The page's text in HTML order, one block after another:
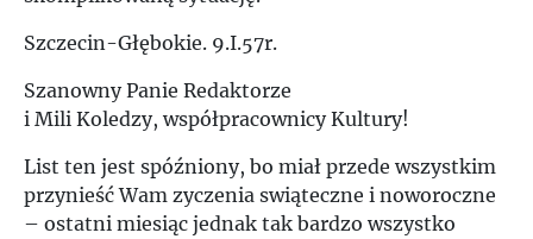
Szczecin-Głębokie. 9.I.57r.
Szanowny Panie Redaktorze
i Mili Koledzy, współpracownicy Kultury!
List ten jest spóźniony, bo miał przede wszystkim
przynieść Wam zyczenia swiąteczne i noworoczne
– ostatni miesiąc jednak tak bardzo wszystko